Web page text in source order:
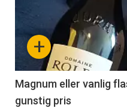
akkurat
nå
3
+
Magnum eller vanlig
gunstig pris